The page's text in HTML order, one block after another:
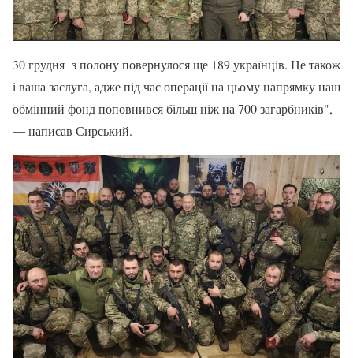
30 грудня з полону повернулося ще 189 українців. Це також
і ваша заслуга, адже під час операції на цьому напрямку наш
обмінний фонд поповнився більш ніж на 700 загарбників",
— написав Сирський.